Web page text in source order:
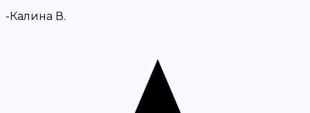
-Калина В.